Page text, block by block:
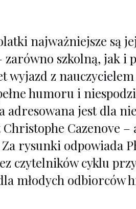
najważniejsze są
zarówno szkolną, jak i
wyjazd z
humoru i
adresowana jest dla
Cazenove
Za rysunki odpowiada
czytelników cyklu
młodych odbiorców